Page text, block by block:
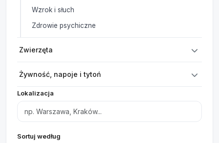
Wzrok i słuch
Zdrowie psychiczne
Zwierzęta
Żywność, napoje i tytoń
Lokalizacja
Sortuj według